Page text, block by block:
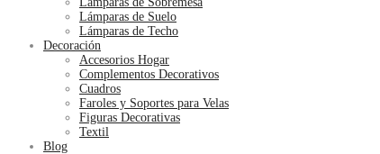
Lámparas de Suelo
Lámparas de Techo
Decoración
Accesorios Hogar
Complementos Decorativos
Cuadros
Faroles y Soportes para Velas
Figuras Decorativas
Textil
Blog